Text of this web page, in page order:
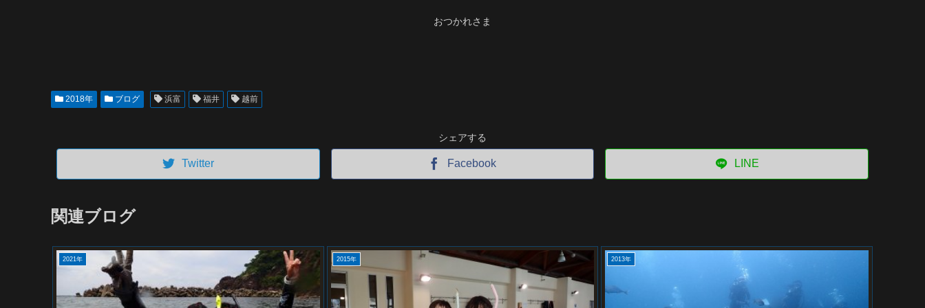
おつかれさま
2018年 ブログ 浜富 福井 越前
シェアする
Twitter Facebook LINE
関連ブログ
2021年 2015年 2013年